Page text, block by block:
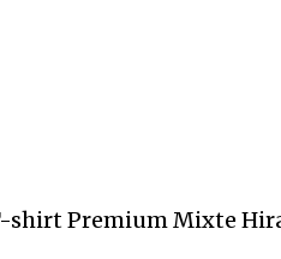
shirt Premium Mixte